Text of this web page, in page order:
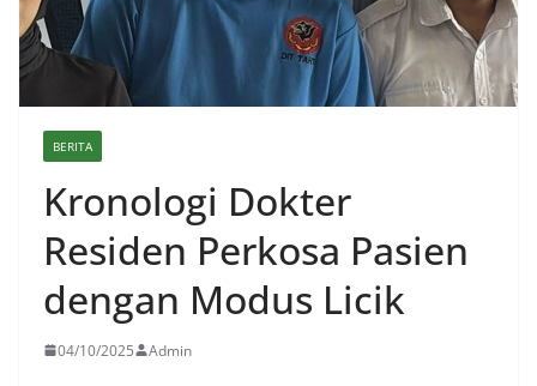
BERITA
Kronologi Dokter
Residen Perkosa Pasien
dengan Modus Licik
04/10/2025 Admin